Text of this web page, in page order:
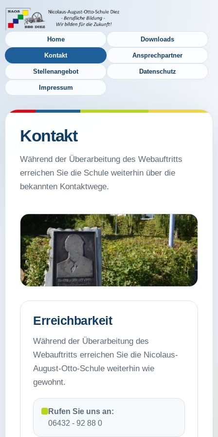
Home Downloads
Kontakt Ansprechpartner
Stellenangebot Datenschutz
Impressum
Kontakt
Während der Überarbeitung des Webauftritts
erreichen Sie die Schule weiterhin über die
bekannten Kontaktwege.
Erreichbarkeit
Während der Überarbeitung des
Webauftritts erreichen Sie die Nicolaus-
August-Otto-Schule weiterhin wie
gewohnt.
Rufen Sie uns an:
06432 - 92 88 0